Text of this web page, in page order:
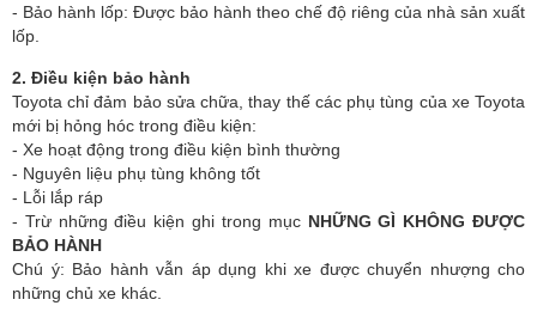
- Bảo hành lốp: Ðược bảo hành theo chế độ riêng của nhà sản xuất
lốp.
2. Điều kiện bảo hành
Toyota chỉ đảm bảo sửa chữa, thay thế các phụ tùng của xe Toyota
mới bị hỏng hóc trong điều kiện:
- Xe hoạt động trong điều kiện bình thường
- Nguyên liệu phụ tùng không tốt
- Lỗi lắp ráp
- Trừ những điều kiện ghi trong mục NHỮNG GÌ KHÔNG ĐƯỢC
BẢO HÀNH
Chú ý: Bảo hành vẫn áp dụng khi xe được chuyển nhượng cho
những chủ xe khác.